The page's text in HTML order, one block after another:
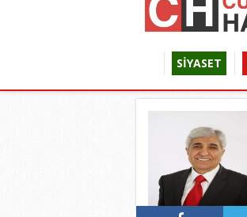
SİYASET